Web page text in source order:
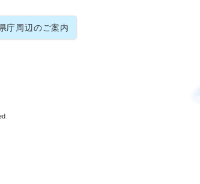
庁周辺のご案内